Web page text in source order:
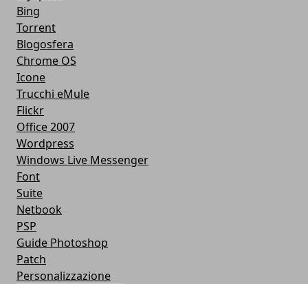
Bing
Torrent
Blogosfera
Chrome OS
Icone
Trucchi eMule
Flickr
Office 2007
Wordpress
Windows Live Messenger
Font
Suite
Netbook
PSP
Guide Photoshop
Patch
Personalizzazione